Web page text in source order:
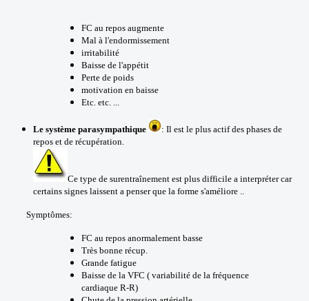
FC au repos augmente
Mal à l'endormissement
irritabilité
Baisse de l'appétit
Perte de poids
motivation en baisse
Etc. etc. ...
Le système parasympathique
: Il est le plus actif des phases de
repos et de récupération.
Ce type de surentraînement est plus difficile a interpréter car
certains signes laissent a penser que la forme s'améliore ..
Symptômes:
FC au repos anormalement basse
Très bonne récup.
Grande fatigue
Baisse de la VFC ( variabilité de la fréquence
cardiaque R-R)